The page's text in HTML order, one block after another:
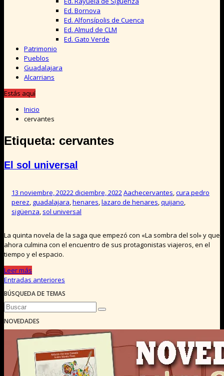
Ed. Bornova
Ed. Alfonsípolis de Cuenca
Ed. Almud de CLM
Ed. Gato Verde
Patrimonio
Pueblos
Guadalajara
Alcarrians
Estás aquí
Inicio
cervantes
Etiqueta: cervantes
El sol universal
13 noviembre, 20222 diciembre, 2022Aachecervantes,cura pedro
perez, guadalajara,henares,lazaro de henares,quijano,
sigüenza, sol universal
La quinta novela de la saga que empezó con «La sombra del sol» y que
ahora culmina con el encuentro de sus protagonistas viajeros, en el
tiempo y el espacio.
Leer más
Navegación
de
entradas
Entradas anteriores
BÚSQUEDA DE TEMAS
NOVEDADES